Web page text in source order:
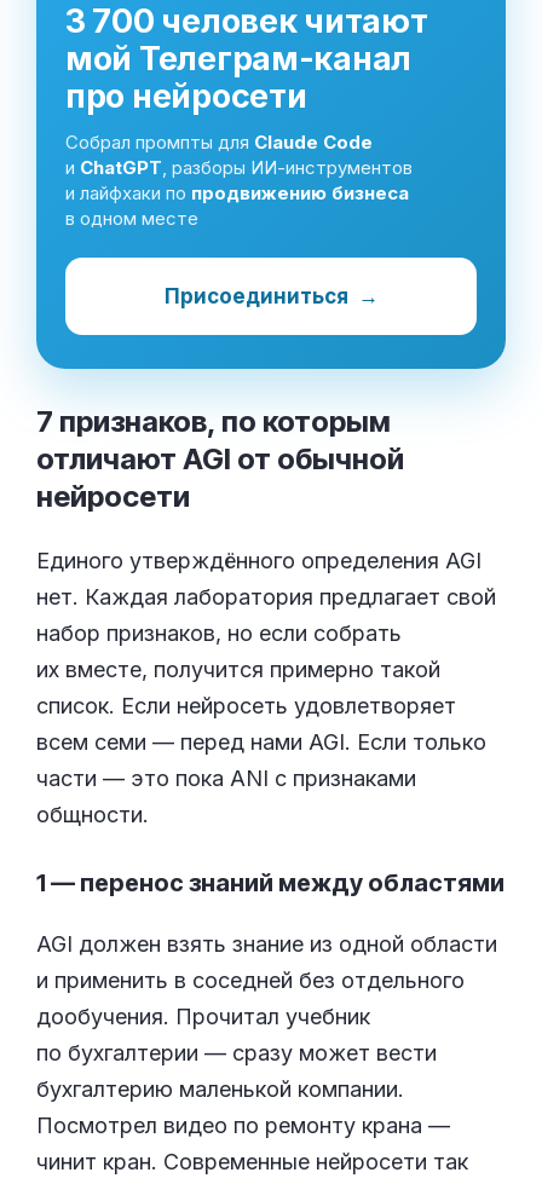
3 700 человек читают
мой Телеграм-канал
про нейросети
Собрал промпты для Claude Code
и ChatGPT, разборы ИИ-инструментов
и лайфхаки по продвижению бизнеса
в одном месте
Присоединиться →
7 признаков, по которым
отличают AGI от обычной
нейросети
Единого утверждённого определения AGI
нет. Каждая лаборатория предлагает свой
набор признаков, но если собрать
их вместе, получится примерно такой
список. Если нейросеть удовлетворяет
всем семи — перед нами AGI. Если только
части — это пока ANI с признаками
общности.
1 — перенос знаний между областями
AGI должен взять знание из одной области
и применить в соседней без отдельного
дообучения. Прочитал учебник
по бухгалтерии — сразу может вести
бухгалтерию маленькой компании.
Посмотрел видео по ремонту крана —
чинит кран. Современные нейросети так